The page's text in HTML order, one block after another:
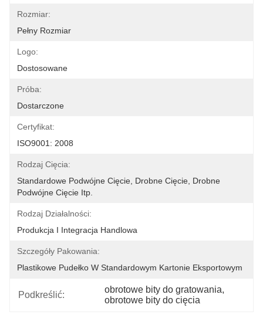
Rozmiar:
Pełny Rozmiar
Logo:
Dostosowane
Próba:
Dostarczone
Certyfikat:
ISO9001: 2008
Rodzaj Cięcia:
Standardowe Podwójne Cięcie, Drobne Cięcie, Drobne
Podwójne Cięcie Itp.
Rodzaj Działalności:
Produkcja I Integracja Handlowa
Szczegóły Pakowania:
Plastikowe Pudełko W Standardowym Kartonie Eksportowym
Podkreślić:
obrotowe bity do gratowania,
obrotowe bity do cięcia